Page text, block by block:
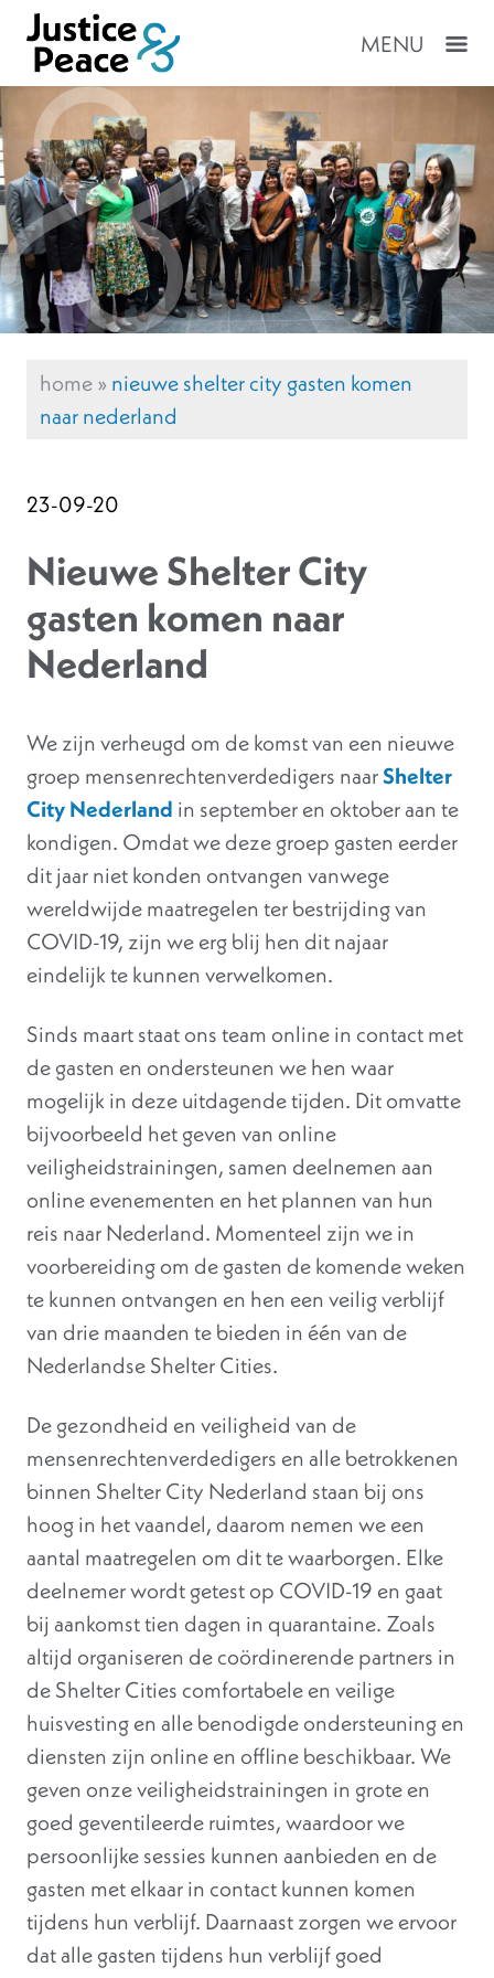
MENU
home»nieuwe shelter city gasten komen
naar nederland
23-09-20
Nieuwe Shelter City
gasten komen naar
Nederland
We zijn verheugd om de komst van een nieuwe
groep mensenrechtenverdedigers naarShelter
City Nederland in september en oktober aan te
kondigen. Omdat we deze groep gasten eerder
dit jaar niet konden ontvangen vanwege
wereldwijde maatregelen ter bestrijding van
COVID-19, zijn we erg blij hen dit najaar
eindelijk te kunnen verwelkomen.
Sinds maart staat ons team online in contact met
de gasten en ondersteunen we hen waar
mogelijk in deze uitdagende tijden. Dit omvatte
bijvoorbeeld het geven van online
veiligheidstrainingen, samen deelnemen aan
online evenementen en het plannen van hun
reis naar Nederland. Momenteel zijn we in
voorbereiding om de gasten de komende weken
te kunnen ontvangen en hen een veilig verblijf
van drie maanden te bieden in één van de
Nederlandse Shelter Cities.
De gezondheid en veiligheid van de
mensenrechtenverdedigers en alle betrokkenen
binnen Shelter City Nederland staan bij ons
hoog in het vaandel, daarom nemen we een
aantal maatregelen om dit te waarborgen. Elke
deelnemer wordt getest op COVID-19 en gaat
bij aankomst tien dagen in quarantaine. Zoals
altijd organiseren de coördinerende partners in
de Shelter Cities comfortabele en veilige
huisvesting en alle benodigde ondersteuning en
diensten zijn online en offline beschikbaar. We
geven onze veiligheidstrainingen in grote en
goed geventileerde ruimtes, waardoor we
persoonlijke sessies kunnen aanbieden en de
gasten met elkaar in contact kunnen komen
tijdens hun verblijf. Daarnaast zorgen we ervoor
dat alle gasten tijdens hun verblijf goed